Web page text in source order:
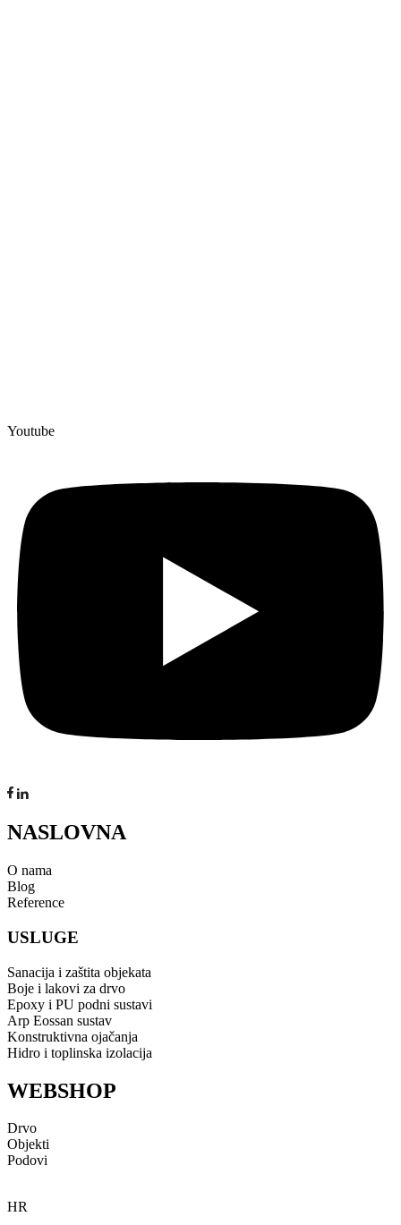
Youtube
NASLOVNA
O nama
Blog
Reference
USLUGE
Sanacija i zaštita objekata
Boje i lakovi za drvo
Epoxy i PU podni sustavi
Arp Eossan sustav
Konstruktivna ojačanja
Hidro i toplinska izolacija
WEBSHOP
Drvo
Objekti
Podovi
HR